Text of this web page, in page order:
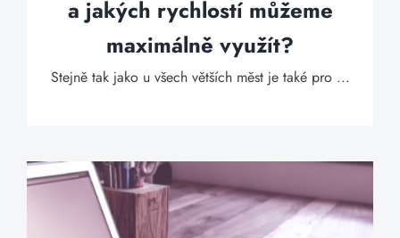
a jakých rychlostí můžeme
maximálně využít?
Stejně tak jako u všech větších měst je také pro ...